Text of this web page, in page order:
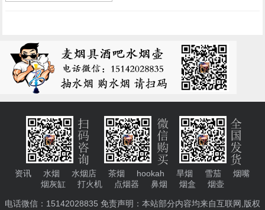
资讯 水烟 水烟店 茶烟 hookah 旱烟 雪茄
烟嘴
烟灰缸
打火机 点烟器 鼻烟 烟盒 烟壶
电话微信：15142028835 免责声明：本站部分内容均来自互联网,版权